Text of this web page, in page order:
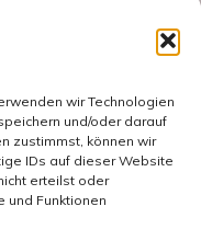
wir Technologien
und/oder darauf
zustimmst, können wir
IDs auf dieser Website
erteilst oder
und Funktionen